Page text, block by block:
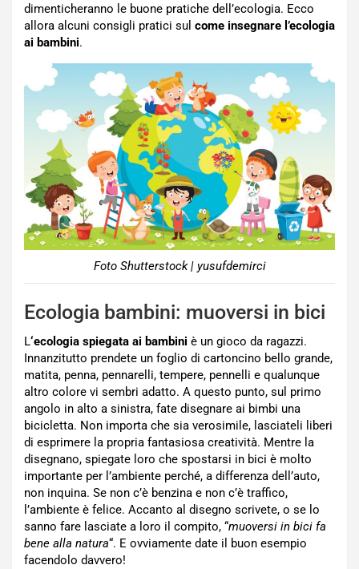
dimenticheranno le buone pratiche dell’ecologia. Ecco
allora alcuni consigli pratici sul come insegnare l’ecologia
ai bambini.
Foto Shutterstock | yusufdemirci
Ecologia bambini: muoversi in bici
L‘ecologia spiegata ai bambini è un gioco da ragazzi.
Innanzitutto prendete un foglio di cartoncino bello grande,
matita, penna, pennarelli, tempere, pennelli e qualunque
altro colore vi sembri adatto. A questo punto, sul primo
angolo in alto a sinistra, fate disegnare ai bimbi una
bicicletta. Non importa che sia verosimile, lasciateli liberi
di esprimere la propria fantasiosa creatività. Mentre la
disegnano, spiegate loro che spostarsi in bici è molto
importante per l’ambiente perché, a differenza dell’auto,
non inquina. Se non c’è benzina e non c’è traffico,
l’ambiente è felice. Accanto al disegno scrivete, o se lo
sanno fare lasciate a loro il compito, “muoversi in bici fa
bene alla natura“. E ovviamente date il buon esempio
facendolo davvero!